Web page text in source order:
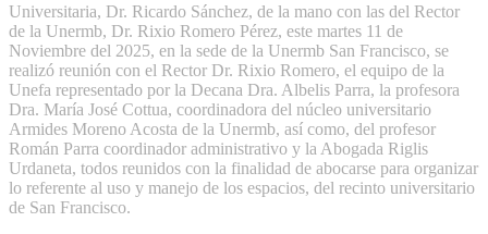
Universitaria, Dr. Ricardo Sánchez, de la mano con las del Rector
de la Unermb, Dr. Rixio Romero Pérez, este martes 11 de
Noviembre del 2025, en la sede de la Unermb San Francisco, se
realizó reunión con el Rector Dr. Rixio Romero, el equipo de la
Unefa representado por la Decana Dra. Albelis Parra, la profesora
Dra. María José Cottua, coordinadora del núcleo universitario
Armides Moreno Acosta de la Unermb, así como, del profesor
Román Parra coordinador administrativo y la Abogada Riglis
Urdaneta, todos reunidos con la finalidad de abocarse para organizar
lo referente al uso y manejo de los espacios, del recinto universitario
de San Francisco.